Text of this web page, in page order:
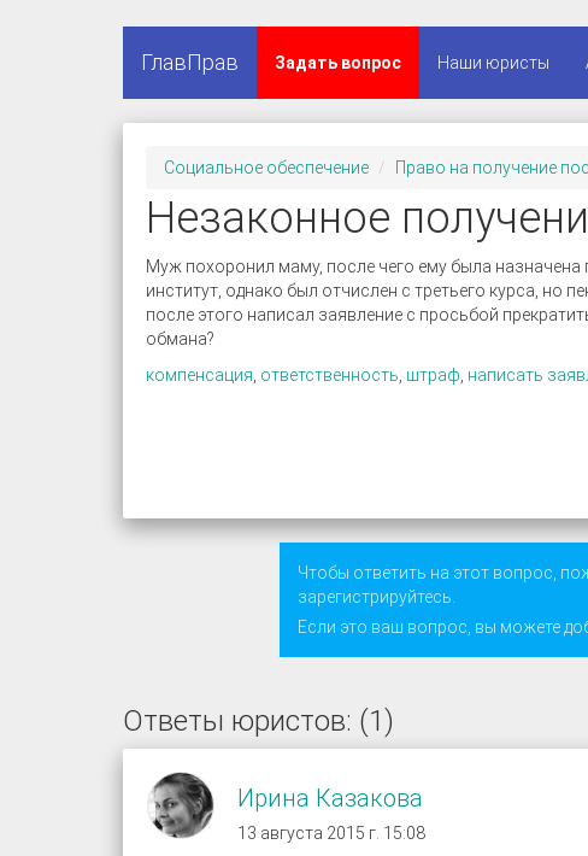
ГлавПрав Задать вопрос Наши юристы
Социальное обеспечение Право на получение
Незаконное
Муж похоронил маму, после чего ему была назначена
институт, однако был отчислен с третьего курса, но
после этого написал заявление с просьбой
обмана?
компенсация ответственность штраф написать
Чтобы ответить на этот вопрос,
зарегистрируйтесь.
Если это ваш вопрос, вы можете
Ответы юристов: (1)
Ирина Казакова
13 августа 2015 г. 15:08